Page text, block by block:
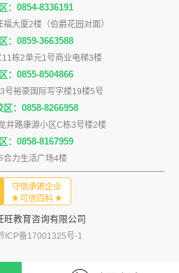
：0854-8336191
大厦2楼（伯爵花园对面）
：0859-3663588
栋2单元1号商业电梯3楼
：0855-8504866
号裕豪国际写字楼19楼5号
区：0858-8266958
井路康源小区C栋3号楼2楼
：0858-8167959
合力生活广场4楼
旺教育咨询有限公司
ICP备17001325号-1